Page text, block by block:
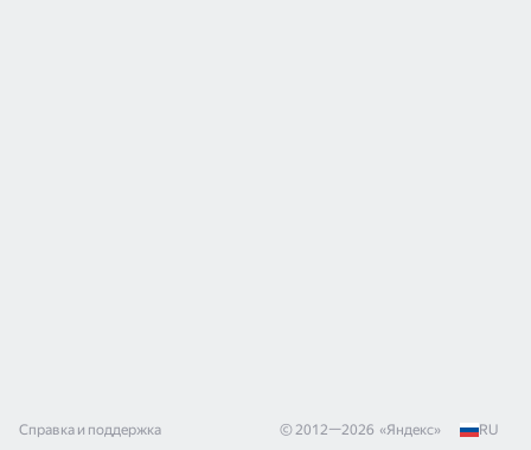
Справка и поддержка © 2012—2026 «Яндекс» RU